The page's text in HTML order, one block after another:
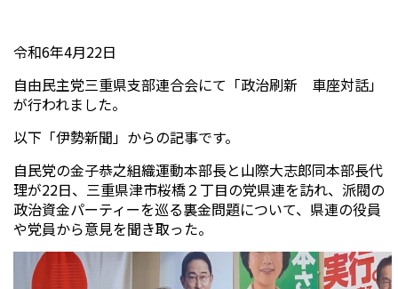
令和6年4月22日
自由民主党三重県支部連合会にて「政治刷新 車座対話」
が行われました。
以下「伊勢新聞」からの記事です。
自民党の金子恭之組織運動本部長と山際大志郎同本部長代
理が22日、三重県津市桜橋２丁目の党県連を訪れ、派閥の
政治資金パーティーを巡る裏金問題について、県連の役員
や党員から意見を聞き取った。